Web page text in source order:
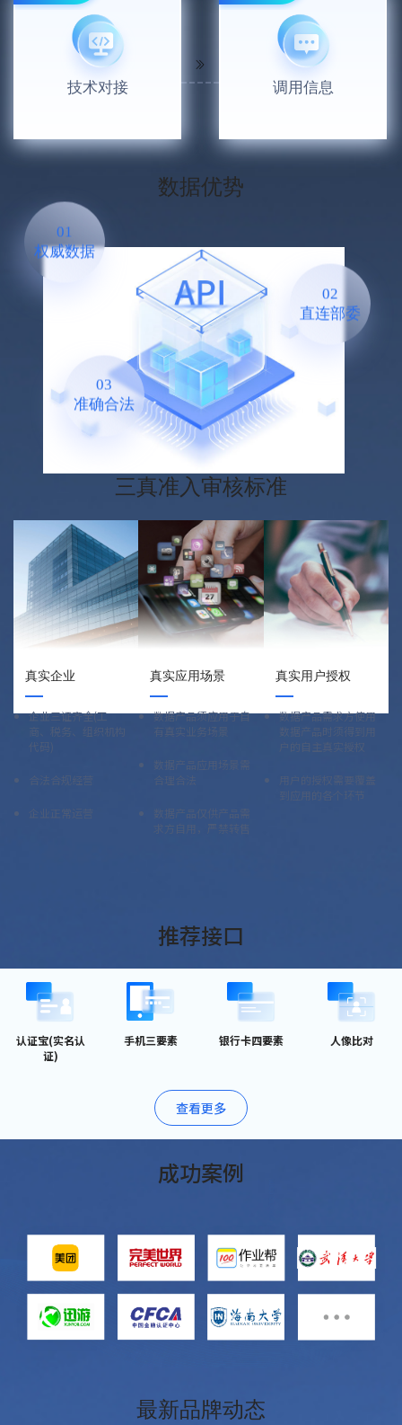
技术对接 调用信息
数据优势
01
权威数据
02
直连部委
03
准确合法
三真准入审核标准
真实企业
企业三证齐全(工
商、税务、组织机构
代码)
合法合规经营
企业正常运营
真实应用场景
数据产品须应用于自
有真实业务场景
数据产品应用场景需
合理合法
数据产品仅供产品需
求方自用，严禁转售
真实用户授权
数据产品需求方使用
数据产品时须得到用
户的自主真实授权
用户的授权需要覆盖
到应用的各个环节
推荐接口
认证宝(实名认
证)
手机三要素 银行卡四要素 人像比对
查看更多
成功案例
最新品牌动态